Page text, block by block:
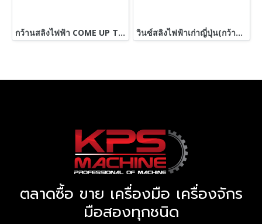
กว้านสลิงไฟฟ้า COME UP TAIWAN วิ้นซ์สลิง ขนาด 500~3500 kg 380V วินซ์สลิงไฟฟ้าเก่าญี่ปุ่น(กว้าน)SEIBU JAPANขนาด 1500 kg ทำไฟใช้ 380V ให้เรียบร้อย
ตลาดซื้อ ขาย เครื่องมือ เครื่องจักร
มือสองทุกชนิด